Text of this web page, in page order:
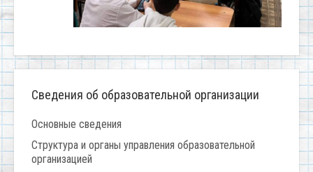
Сведения об образовательной организации
Основные сведения
Структура и органы управления образовательной
организацией